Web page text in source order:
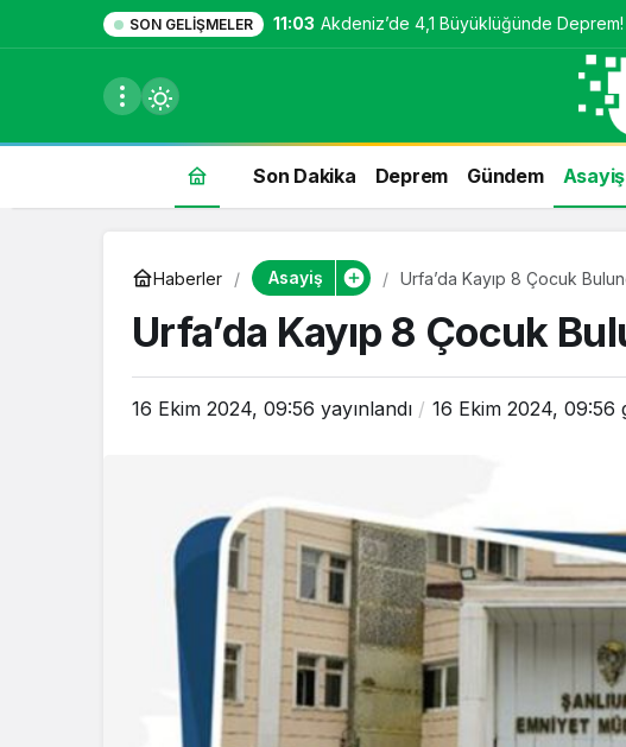
SON GELIŞMELER 11:03 Akdeniz’de 4,1 Büyüklüğünde Deprem!
Son Dakika Deprem Gündem Asayiş
Haberler Asayiş Urfa’da Kayıp 8 Çocuk
Urfa’da Kayıp 8 Çocuk
16 Ekim 2024, 09:56 yayınlandı 16 Ekim 2024, 09:56